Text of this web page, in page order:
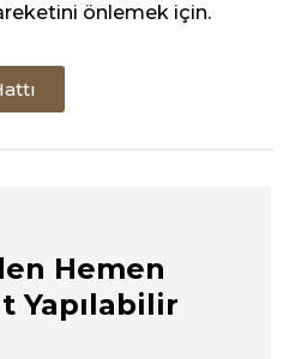
önlemek için.
Hemen
Yapılabilir